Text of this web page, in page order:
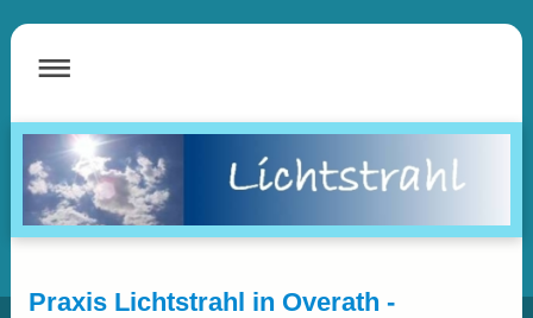
Praxis Lichtstrahl in Overath -